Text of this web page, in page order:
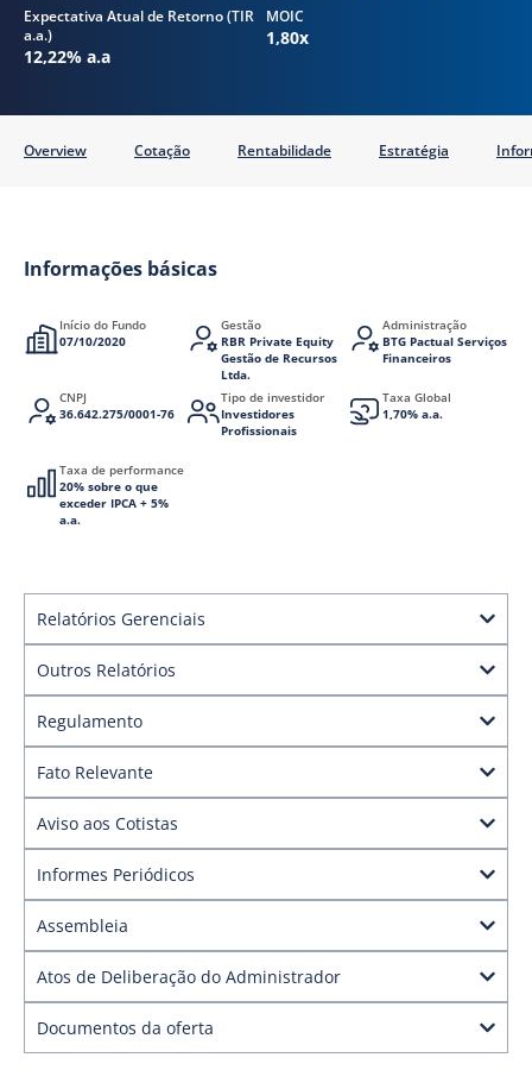
Expectativa Atual de Retorno (TIR
a.a.)
12,22% a.a
MOIC
1,80x
Overview Cotação Rentabilidade Estratégia
Informações básicas
Início do Fundo
07/10/2020
Gestão
RBR Private Equity
Gestão de Recursos
Ltda.
Administração
BTG Pactual Serviços
Financeiros
CNPJ
36.642.275/0001-76
Tipo de investidor
Investidores
Profissionais
Taxa Global
1,70% a.a.
Taxa de performance
20% sobre o que
exceder IPCA + 5%
a.a.
Relatórios Gerenciais
Outros Relatórios
Regulamento
Fato Relevante
Aviso aos Cotistas
Informes Periódicos
Assembleia
Atos de Deliberação do Administrador
Documentos da oferta